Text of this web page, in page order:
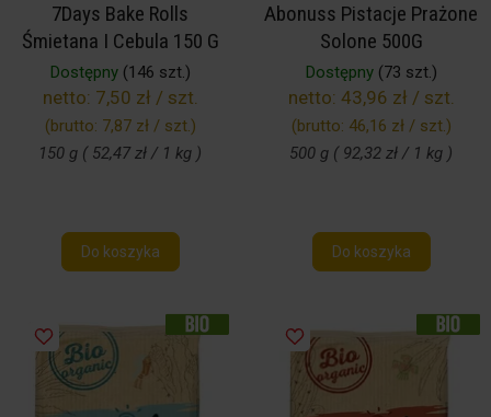
7Days Bake Rolls
Śmietana I Cebula 150 G
Dostępny(146 szt.)
netto: 7,50 zł / szt.
(brutto: 7,87 zł / szt.)
150 g ( 52,47 zł / 1 kg )
Do koszyka
Abonuss Pistacje Prażone
Solone 500G
Dostępny(73 szt.)
netto: 43,96 zł / szt.
(brutto: 46,16 zł / szt.)
500 g ( 92,32 zł / 1 kg )
Do koszyka